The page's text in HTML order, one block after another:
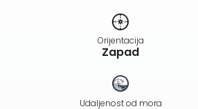
Orijentacija
Zapad
Udaljenost od mora